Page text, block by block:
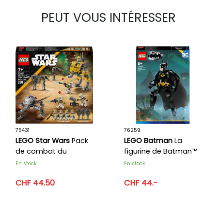
PEUT VOUS INTÉRESSER
75431
LEGO Star Wars Pack
de combat du
327ème Corps
En stock
CHF 44.50
76259
LEGO Batman La
figurine de Batman™
En stock
CHF 44.-